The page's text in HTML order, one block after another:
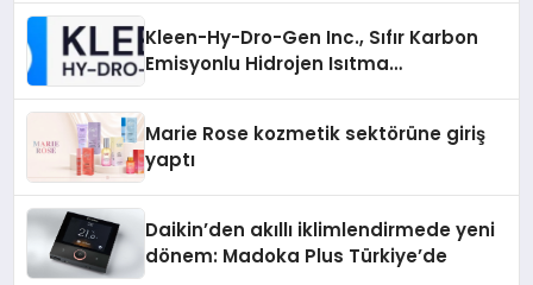
Kleen-Hy-Dro-Gen Inc., Sıfır Karbon
Emisyonlu Hidrojen Isıtma
Marie Rose kozmetik sektörüne giriş
yaptı
Daikin’den akıllı iklimlendirmede yeni
dönem: Madoka Plus Türkiye’de